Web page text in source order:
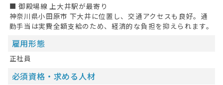
HOME
ログイン
キープした求人 0
■ 御殿場線 上大井駅が最寄り
神奈川県小田原市 下大井に位置し、交通アクセスも良好。通
勤手当は実費全額支給のため、経済的な負担を抑えられます。
雇用形態
正社員
必須資格・求める人材